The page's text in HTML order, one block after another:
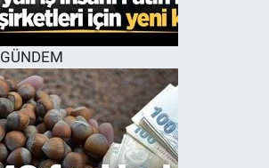
GÜNDEM